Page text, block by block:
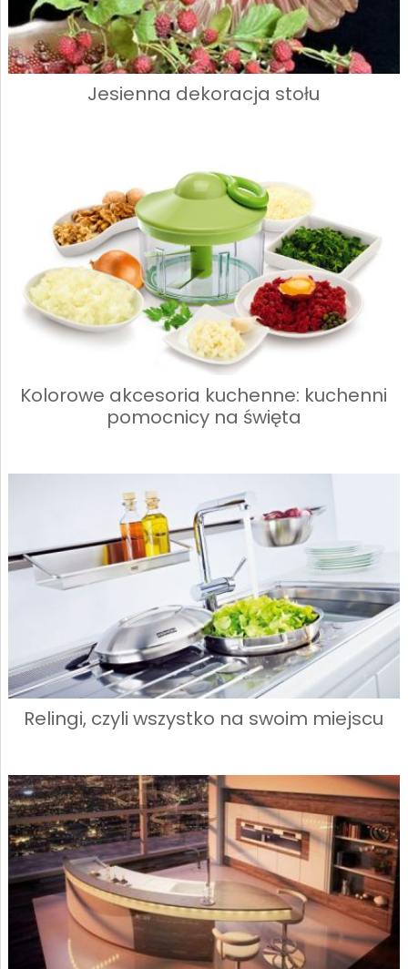
Jesienna dekoracja stołu
Kolorowe akcesoria kuchenne: kuchenni
pomocnicy na święta
Relingi, czyli wszystko na swoim miejscu